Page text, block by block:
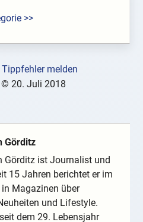
>>
Tippfehler melden
© 20. Juli 2018
Görditz
Görditz ist Journalist und
15 Jahren berichtet er im
Magazinen über
und Lifestyle.
dem 29. Lebensjahr